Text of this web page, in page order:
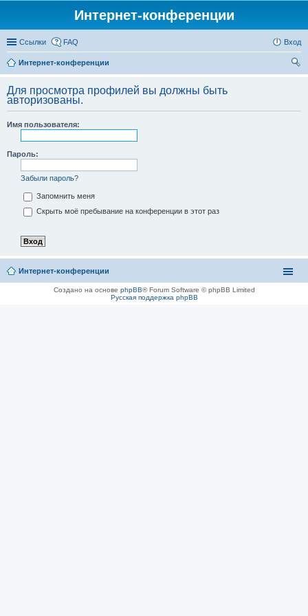
Интернет-конференции
Ссылки FAQ Вход
Интернет-конференции
Для просмотра профилей вы должны быть
авторизованы.
Имя пользователя:
Пароль:
Забыли пароль?
Запомнить меня
Скрыть моё пребывание на конференции в этот раз
Интернет-конференции
Создано на основе phpBB® Forum Software © phpBB Limited
Русская поддержка phpBB